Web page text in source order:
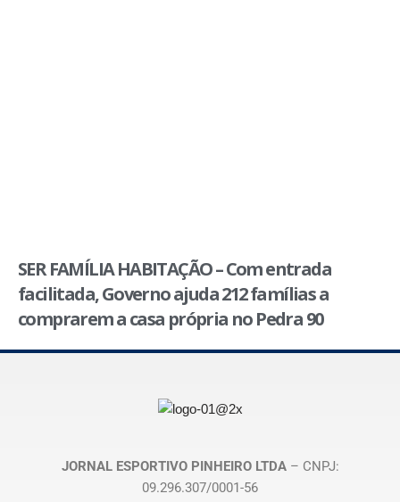
SER FAMÍLIA HABITAÇÃO – Com entrada
facilitada, Governo ajuda 212 famílias a
comprarem a casa própria no Pedra 90
JORNAL ESPORTIVO PINHEIRO LTDA– CNPJ:
09.296.307/0001-56